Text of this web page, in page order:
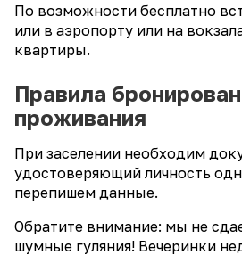
По возможности бесплатно
или в аэропорту или на
квартиры.
Правила
проживания
При заселении необходим
удостоверяющий личность
перепишем данные.
Обратите внимание: мы не
шумные гуляния! Вечеринки